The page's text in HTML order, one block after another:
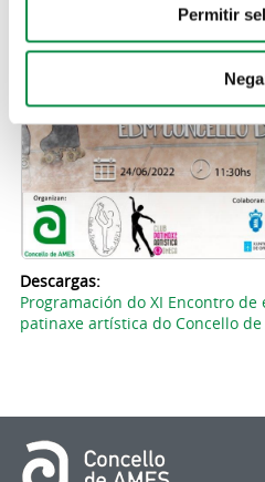
Permitir
Descargas:
Programación do XI Encontro
patinaxe artística do Concello de